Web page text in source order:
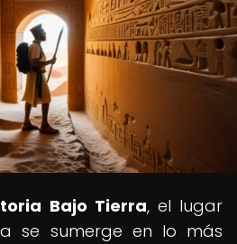
Bajo Tierra, el lugar
se sumerge en lo más